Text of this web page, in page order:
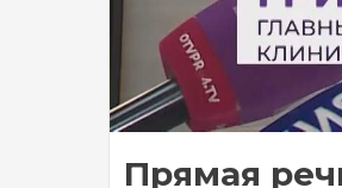
Прямая